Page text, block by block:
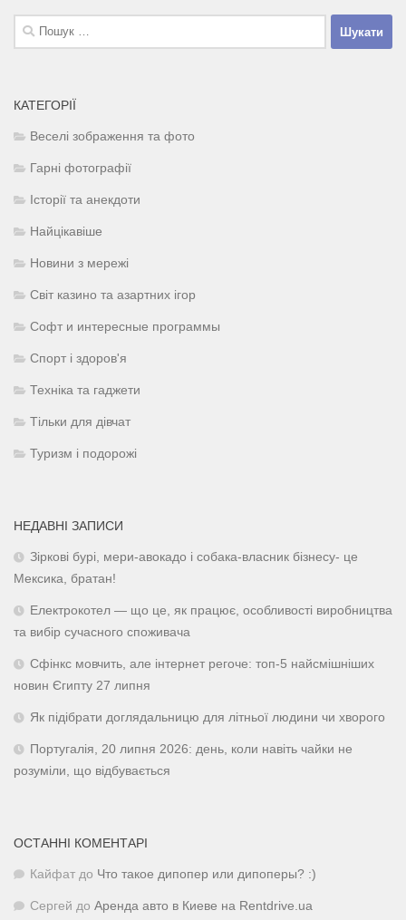
Пошук:
КАТЕГОРІЇ
Веселі зображення та фото
Гарні фотографії
Історії та анекдоти
Найцікавіше
Новини з мережі
Світ казино та азартних ігор
Софт и интересные программы
Спорт і здоров'я
Техніка та гаджети
Тільки для дівчат
Туризм і подорожі
НЕДАВНІ ЗАПИСИ
Зіркові бурі, мери-авокадо і собака-власник бізнесу- це
Мексика, братан!
Електрокотел — що це, як працює, особливості виробництва
та вибір сучасного споживача
Сфінкс мовчить, але інтернет регоче: топ-5 найсмішніших
новин Єгипту 27 липня
Як підібрати доглядальницю для літньої людини чи хворого
Португалія, 20 липня 2026: день, коли навіть чайки не
розуміли, що відбувається
ОСТАННІ КОМЕНТАРІ
Кайфат до Что такое дипопер или дипоперы? :)
Сергей до Аренда авто в Киеве на Rentdrive.ua